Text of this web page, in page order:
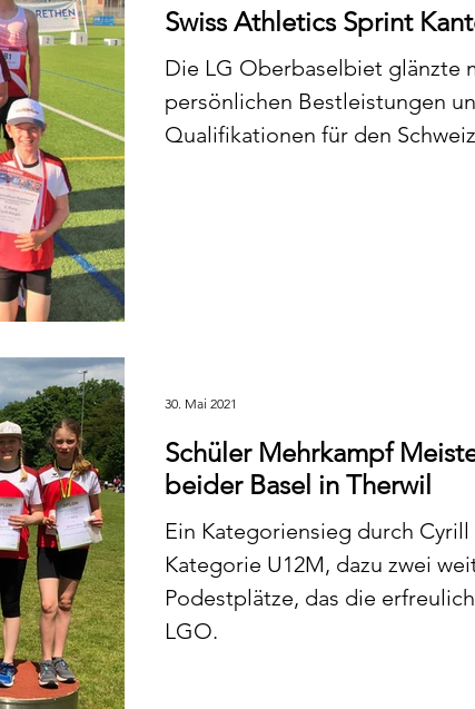
Swiss Athletics Sprint
Die LG Oberbaselbiet glänzte
persönlichen Bestleistungen
Qualifikationen für den
Schüler Mehrkampf
beider Basel in Therwil
Ein Kategoriensieg durch
Kategorie U12M, dazu zwei
Podestplätze, das die
LGO.
30. Mai 2021